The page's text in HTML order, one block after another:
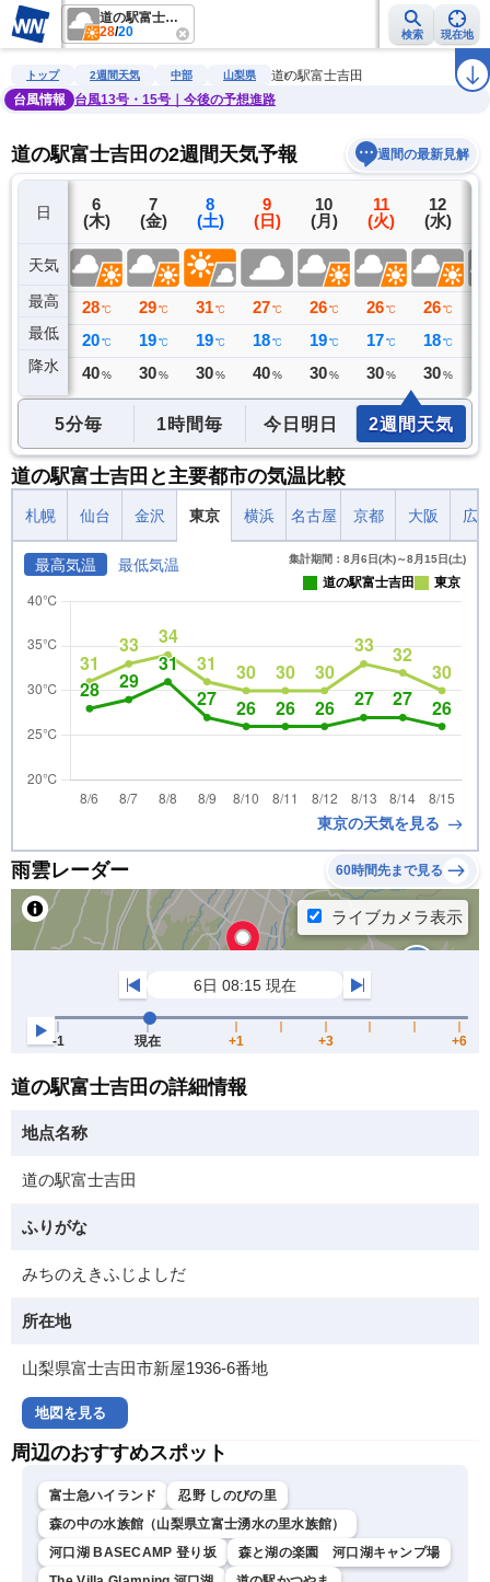
道の駅富士吉田
28/20 検索 現在地
雨雲レーダー 台風情報 地震情報 警報・注意報 ラ
トップ 2週間天気 中部 山梨県
道の駅富士吉田
台風情報
台風13号・15号｜今後の予想進路
道の駅富士吉田の2週間天気予報 週間の最新見解
日
天気
最高
最低
降水
5
(水)
28 ℃
16 ℃
0 ミリ
6
(木)
28 ℃
20 ℃
40 %
7
(金)
29 ℃
19 ℃
30 %
8
(土)
31 ℃
19 ℃
30 %
9
(日)
27 ℃
18 ℃
40 %
10
(月)
26 ℃
19 ℃
30 %
11
(火)
26 ℃
17 ℃
30 %
12
(水)
26 ℃
18 ℃
30 %
5分毎 1時間毎 今日明日 2週間天気
道の駅富士吉田と主要都市の気温比較
札幌 仙台 金沢 東京 横浜 名古屋 京都 大阪 広
最高気温 最低気温 集計期間：8月6日(木)～8月15日(土)
道の駅富士吉田 東京
東京の天気を見る
雨雲レーダー 60時間先まで見る
道の駅富士吉田の詳細情報
地点名称
道の駅富士吉田
ふりがな
みちのえきふじよしだ
所在地
山梨県富士吉田市新屋1936-6番地
地図を見る
周辺のおすすめスポット
富士急ハイランド
忍野 しのびの里
森の中の水族館（山梨県立富士湧水の里水族館）
河口湖 BASECAMP 登り坂
森と湖の楽園 河口湖キャンプ場